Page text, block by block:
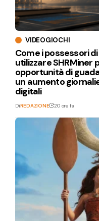
VIDEOGIOCHI
Come i possessori
utilizzare SHRMiner
opportunità di
un aumento
digitali
DiREDAZIONE 20 ore fa